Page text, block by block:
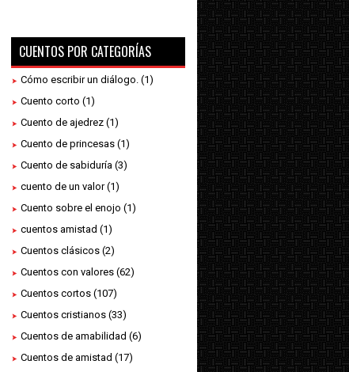
CUENTOS POR CATEGORÍAS
Cómo escribir un diálogo. (1)
Cuento corto (1)
Cuento de ajedrez (1)
Cuento de princesas (1)
Cuento de sabiduría (3)
cuento de un valor (1)
Cuento sobre el enojo (1)
cuentos amistad (1)
Cuentos clásicos (2)
Cuentos con valores (62)
Cuentos cortos (107)
Cuentos cristianos (33)
Cuentos de amabilidad (6)
Cuentos de amistad (17)